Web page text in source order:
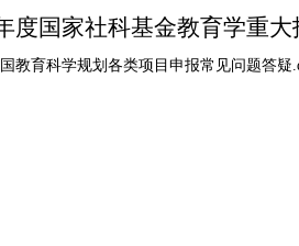
度国家社科基金教育学重
教育科学规划各类项目申报常见问题答疑